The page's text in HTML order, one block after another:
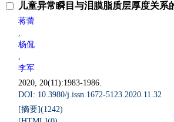
儿童异常瞬目与泪膜脂质层厚度关系
蒋蕾
,
杨侃
,
李军
2020, 20(11):1983-1986.
DOI: 10.3980/j.issn.1672-5123.2020.11.32
[摘要](1242)